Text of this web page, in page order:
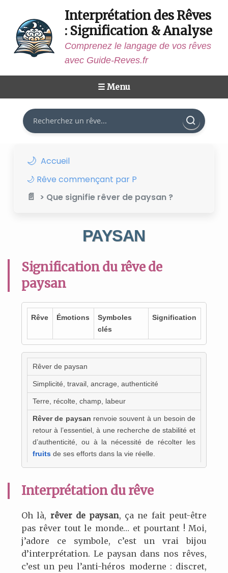
Interprétation des Rêves
: Signification & Analyse
Comprenez le langage de vos rêves
avec Guide-Reves.fr
☰ Menu
Rechercher
Accueil
🌙 Rêve commençant par P
> Que signifie rêver de paysan ?
PAYSAN
Signification du rêve de
paysan
Rêve Émotions
Symboles
clés
Signification
Rêver de paysan
Simplicité, travail, ancrage, authenticité
Terre, récolte, champ, labeur
Rêver de paysan renvoie souvent à un besoin de
retour à l’essentiel, à une recherche de stabilité et
d’authenticité, ou à la nécessité de récolter les
fruitsde ses efforts dans la vie réelle.
Interprétation du rêve
Oh là, rêver de paysan, ça ne fait peut-être
pas rêver tout le monde… et pourtant ! Moi,
j’adore ce symbole, c’est un vrai bijou
d’interprétation. Le paysan dans nos rêves,
c’est un peu l’anti-héros moderne : discret,